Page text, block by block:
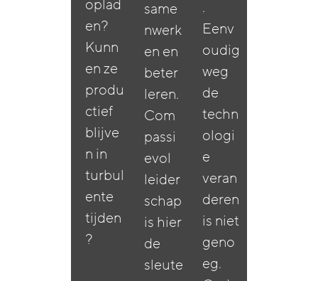
oplad
en?
Kunn
en ze
produ
ctief
blijve
n in
turbul
ente
tijden
?
same
nwerk
en en
beter
leren.
Com
passi
evol
leider
schap
is hier
de
sleute
.
Eenv
oudig
weg
de
techn
ologi
e
veran
deren
is niet
geno
eg.